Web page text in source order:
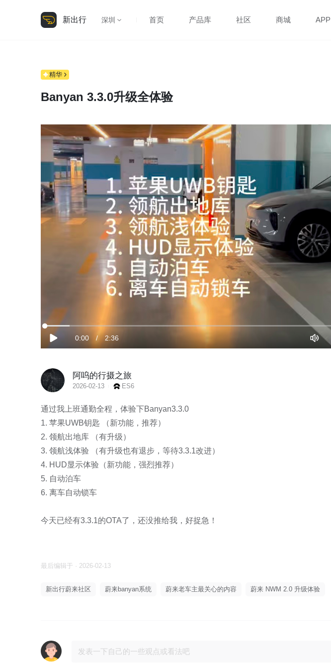
新出行 深圳 首页 产品库 社区 商城 APP
精华
Banyan 3.3.0升级全体验
放
当
时
0:00 / 时
2:36
加
完
成:
音
阿呜的行摄之旅
2026-02-13 ES6
通过我上班通勤全程，体验下Banyan3.3.0
1. 苹果UWB钥匙 （新功能，推荐）
2. 领航出地库 （有升级）
3. 领航浅体验 （有升级也有退步，等待3.3.1改进）
4. HUD显示体验（新功能，强烈推荐）
5. 自动泊车
6. 离车自动锁车
今天已经有3.3.1的OTA了，还没推给我，好捉急！
最后编辑于 · 2026-02-13
新出行蔚来社区 蔚来banyan系统 蔚来老车主最关心的内容 蔚来 NWM 2.0 升级体验